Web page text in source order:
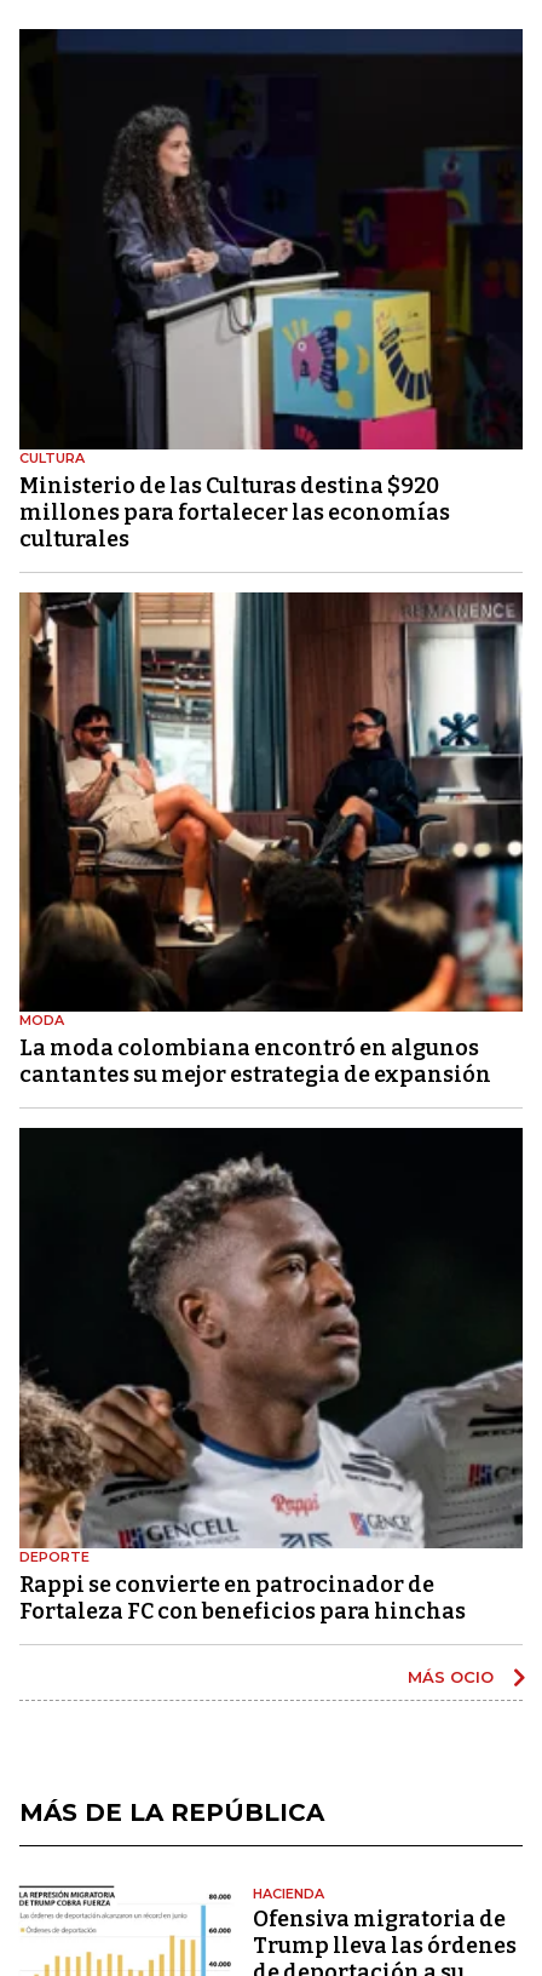
CULTURA
Ministerio de las Culturas destina $920
millones para fortalecer las economías
culturales
MODA
La moda colombiana encontró en algunos
cantantes su mejor estrategia de expansión
DEPORTE
Rappi se convierte en patrocinador de
Fortaleza FC con beneficios para hinchas
MÁS OCIO
MÁS DE LA REPÚBLICA
HACIENDA
Ofensiva migratoria de
Trump lleva las órdenes